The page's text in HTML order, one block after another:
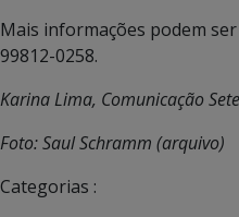
Mais informações podem
99812-0258.
Karina Lima, Comunicação
Foto: Saul Schramm (arquivo)
Categorias :